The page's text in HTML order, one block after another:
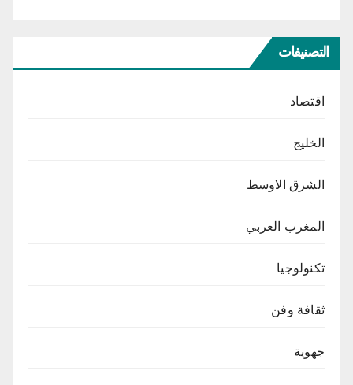
التصنيفات
اقتصاد
الخليج
الشرق الاوسط
المغرب العربي
تكنولوجيا
ثقافة وفن
جهوية